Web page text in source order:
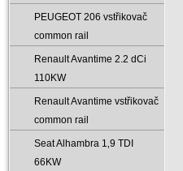
PEUGEOT 206 vstřikovač
common rail
Renault Avantime 2.2 dCi
110KW
Renault Avantime vstřikovač
common rail
Seat Alhambra 1‚9 TDI
66KW